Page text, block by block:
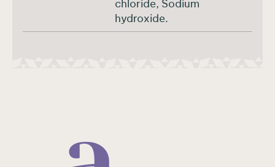
chloride, Sodium
hydroxide.